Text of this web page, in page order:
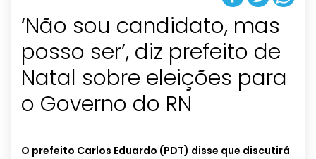
‘Não sou candidato, mas
posso ser’, diz prefeito de
Natal sobre eleições para
o Governo do RN
O prefeito Carlos Eduardo (PDT) disse que discutirá